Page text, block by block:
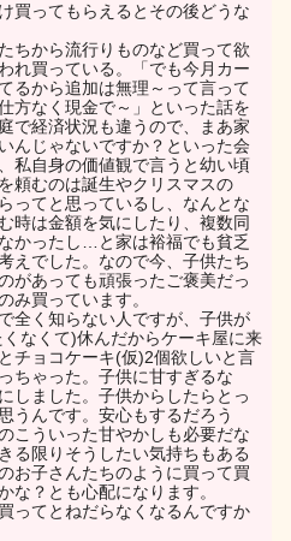
買ってもらえるとその後どうな
ちから流行りものなど買って欲
れ買っている。「でも今月カー
るから追加は無理～って言って
方なく現金で～」といった話を
で経済状況も違うので、まあ家
んじゃないですか？といった会
私自身の価値観で言うと幼い頃
頼むのは誕生やクリスマスの
ってと思っているし、なんとな
時は金額を気にしたり、複数同
かったし…と家は裕福でも貧乏
えでした。なので今、子供たち
があっても頑張ったご褒美だっ
み買っています。
全く知らない人ですが、子供が
なくて)休んだからケーキ屋に来
チョコケーキ(仮)2個欲しいと言
ちゃった。子供に甘すぎるな
しました。子供からしたらとっ
うんです。安心もするだろう
こういった甘やかしも必要だな
る限りそうしたい気持ちもある
お子さんたちのように買って買
な？とも心配になります。
ってとねだらなくなるんですか